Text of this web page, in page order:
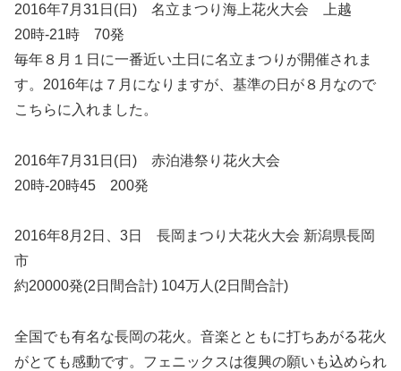
2016年7月31日(日) 名立まつり海上花火大会 上越
20時-21時 70発
毎年８月１日に一番近い土日に名立まつりが開催されま
す。2016年は７月になりますが、基準の日が８月なので
こちらに入れました。
2016年7月31日(日) 赤泊港祭り花火大会
20時-20時45 200発
2016年8月2日、3日 長岡まつり大花火大会 新潟県長岡
市
約20000発(2日間合計) 104万人(2日間合計)
全国でも有名な長岡の花火。音楽とともに打ちあがる花火
がとても感動です。フェニックスは復興の願いも込められ